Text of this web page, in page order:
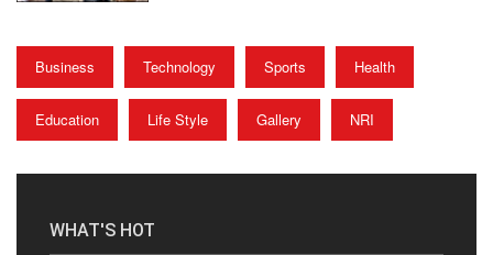
Business Technology Sports Health
Education Life Style Gallery NRI
WHAT'S HOT